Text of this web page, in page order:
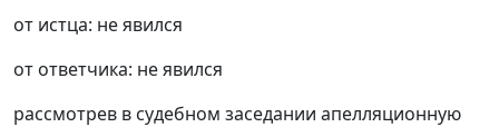
от истца: не явился
от ответчика: не явился
рассмотрев в судебном заседании апелляционную